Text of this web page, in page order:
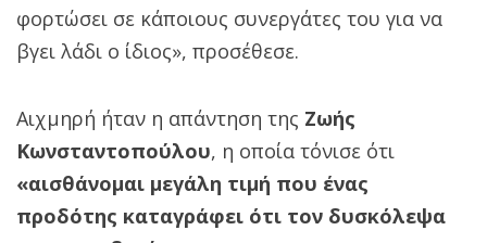
φορτώσει σε κάποιους συνεργάτες του για να
βγει λάδι ο ίδιος», προσέθεσε.
Αιχμηρή ήταν η απάντηση της Ζωής
Κωνσταντοπούλου, η οποία τόνισε ότι
«αισθάνομαι μεγάλη τιμή που ένας
προδότης καταγράφει ότι τον δυσκόλεψα